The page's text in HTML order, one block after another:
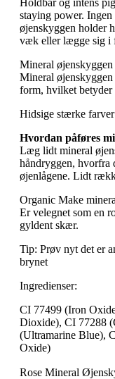
staying power.
øjenskyggen holder
væk eller lægge sig i
Mineral øjenskyggen
Mineral
form, hvilket betyder
Hidsige stærke
Hvordan påføres
Læg lidt mineral
håndryggen, hvorfra
øjenlågene. Lidt
Organic Make
Er velegnet som en
gyldent skær.
Tip: Prøv nyt det er
brynet
Ingredienser:
CI 77499 (Iron
Dioxide), CI 77288
(Ultramarine Blue),
Oxide)
Rose Mineral